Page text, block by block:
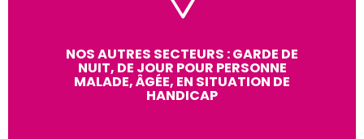
NOS AUTRES SECTEURS : GARDE DE
NUIT, DE JOUR POUR PERSONNE
MALADE, ÂGÉE, EN SITUATION DE
HANDICAP